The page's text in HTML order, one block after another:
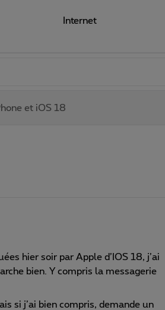
Internet
et iOS 18
hier soir par Apple d’IOS 18, j’ai
bien. Y compris la messagerie
si j’ai bien compris, demande un